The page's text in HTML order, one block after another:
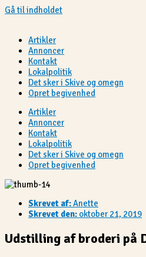
Gå til indholdet
Artikler
Annoncer
Kontakt
Lokalpolitik
Det sker i Skive og omegn
Opret begivenhed
Artikler
Annoncer
Kontakt
Lokalpolitik
Det sker i Skive og omegn
Opret begivenhed
Skrevet af:Anette
Skrevet den: oktober 21, 2019
Udstilling af broderi på